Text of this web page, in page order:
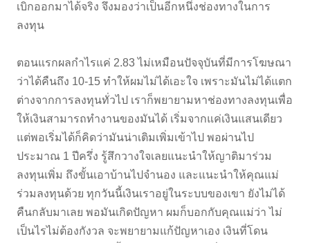
เบิกออกมาได้จริง จึงมองว่าเป็นอีกหนึ่งช่องทางในการ
ลงทุน
ตอนแรกผลกำไรแค่ 2.83 ไม่เหมือนปัจจุบันที่มีการโฆษณา
ว่าได้คืนถึง 10-15 ทำให้ผมไม่ได้เอะใจ เพราะมันไม่ได้แตก
ต่างจากการลงทุนทั่วไป เราก็พยายามหาช่องทางลงทุนเพื่อ
ให้เงินสามารถทำงานของมันได้ เริ่มจากแค่เงินแสนเดียว
แต่พอเริ่มได้ก็คิดว่ามันน่าเติมเพิ่มเข้าไป พอผ่านไป
ประมาณ 1 ปีครึ่ง รู้สึกวางใจเลยแนะนำให้ญาติมาร่วม
ลงทุนเพิ่ม ถึงขั้นเอาบ้านไปจำนอง และแนะนำให้คุณแม่
ร่วมลงทุนด้วย ทุกวันนี้เงินเราอยู่ในระบบของเขา ยังไม่ได้
คืนกลับมาเลย พอมันเกิดปัญหา ผมก็บอกกับคุณแม่ว่า ไม่
เป็นไรไม่ต้องกังวล จะพยายามแก้ปัญหาเอง เงินที่โดน